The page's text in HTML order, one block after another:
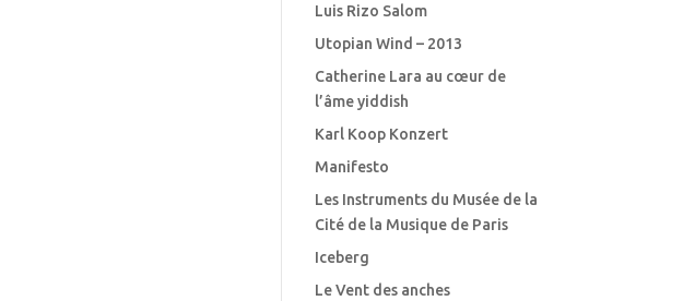
Luis Rizo Salom
Utopian Wind – 2013
Catherine Lara au cœur de
l’âme yiddish
Karl Koop Konzert
Manifesto
Les Instruments du Musée de la
Cité de la Musique de Paris
Iceberg
Le Vent des anches